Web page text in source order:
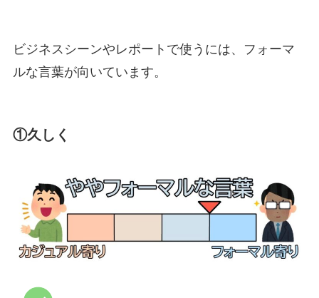
ビジネスシーンやレポートで使うには、フォーマ
ルな言葉が向いています。
①久しく